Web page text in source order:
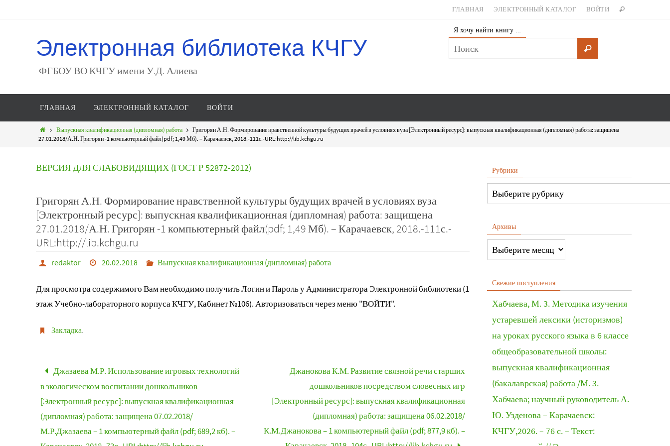
ГЛАВНАЯ ЭЛЕКТРОННЫЙ КАТАЛОГ ВОЙТИ
Электронная библиотека КЧГУ
ФГБОУ ВО КЧГУ имени У.Д. Алиева
Я хочу найти книгу …
ГЛАВНАЯ ЭЛЕКТРОННЫЙ КАТАЛОГ ВОЙТИ
Выпускная квалификационная (дипломная) работа
Григорян А.Н. Формирование нравственной культуры будущих врачей в условиях вуза [Электронный ресурс]: выпускная квалификационная (дипломная) работа: защищена
27.01.2018/А.Н. Григорян -1 компьютерный файл(pdf; 1,49 Мб). – Карачаевск, 2018.-111с.-URL:http://lib.kchgu.ru
ВЕРСИЯ ДЛЯ СЛАБОВИДЯЩИХ (ГОСТ Р 52872-2012)
Григорян А.Н. Формирование нравственной культуры будущих врачей в условиях вуза
[Электронный ресурс]: выпускная квалификационная (дипломная) работа: защищена
27.01.2018/А.Н. Григорян -1 компьютерный файл(pdf; 1,49 Мб). – Карачаевск, 2018.-111с.-
URL:http://lib.kchgu.ru
redaktor 20.02.2018 Выпускная квалификационная (дипломная) работа
Для просмотра содержимого Вам необходимо получить Логин и Пароль у Администратора Электронной библиотеки (1
этаж Учебно-лабораторного корпуса КЧГУ, Кабинет №106). Авторизоваться через меню "ВОЙТИ".
Закладка.
Джазаева М.Р. Использование игровых технологий
в экологическом воспитании дошкольников
[Электронный ресурс]: выпускная квалификационная
(дипломная) работа: защищена 07.02.2018/
М.Р.Джазаева – 1 компьютерный файл (pdf; 689,2 кб). –
Джанокова К.М. Развитие связной речи старших
дошкольников посредством словесных игр
[Электронный ресурс]: выпускная квалификационная
(дипломная) работа: защищена 06.02.2018/
К.М.Джанокова – 1 компьютерный файл (pdf; 877,9 кб). –
Рубрики
Архивы
Свежие поступления
Хабчаева, М. 3. Методика изучения
устаревшей лексики (историзмов)
на уроках русского языка в 6 классе
общеобразовательной школы:
выпускная квалификационная
(бакалаврская) работа /М. 3.
Хабчаева; научный руководитель А.
Ю. Узденова – Карачаевск:
КЧГУ,2026. – 76 с. – Текст: